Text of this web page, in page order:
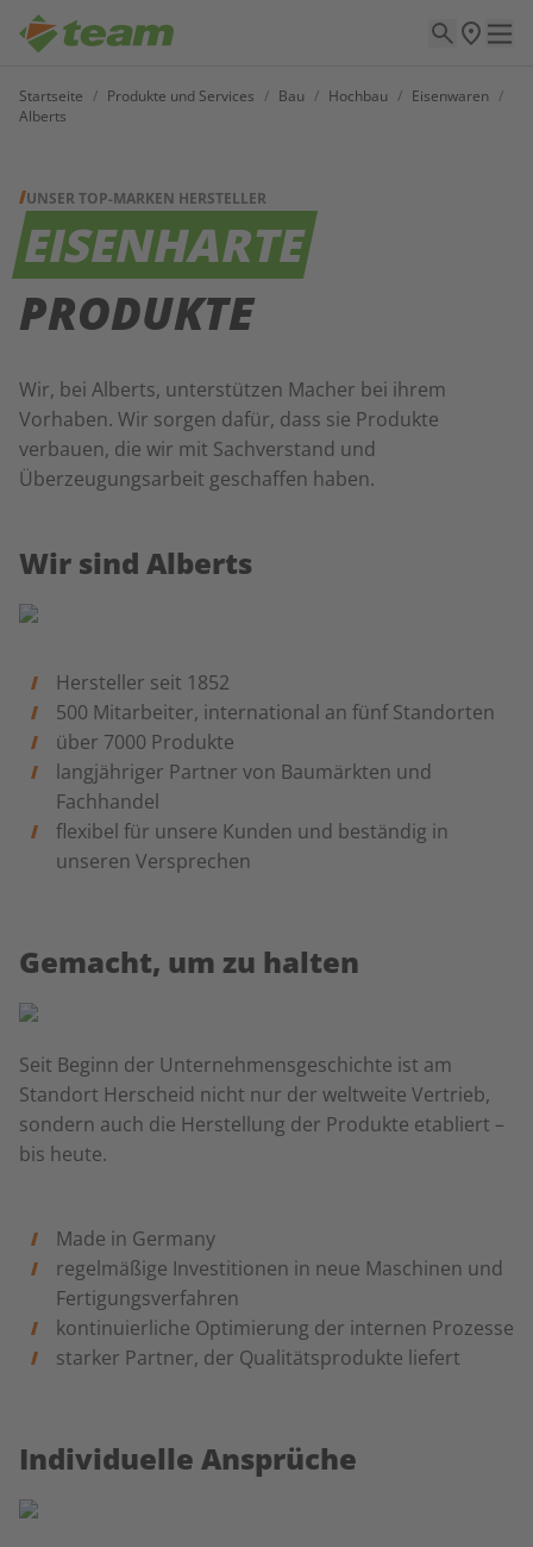
Startseite / Produkte und Services / Bau / Hochbau / Eisenwaren /
Alberts
UNSER TOP-MARKEN HERSTELLER
EISENHARTE
PRODUKTE
Wir, bei Alberts, unterstützen Macher bei ihrem
Vorhaben. Wir sorgen dafür, dass sie Produkte
verbauen, die wir mit Sachverstand und
Überzeugungsarbeit geschaffen haben.
Wir sind Alberts
Hersteller seit 1852
500 Mitarbeiter, international an fünf Standorten
über 7000 Produkte
langjähriger Partner von Baumärkten und
Fachhandel
flexibel für unsere Kunden und beständig in
unseren Versprechen
Gemacht, um zu halten
Seit Beginn der Unternehmensgeschichte ist am
Standort Herscheid nicht nur der weltweite Vertrieb,
sondern auch die Herstellung der Produkte etabliert –
bis heute.
Made in Germany
regelmäßige Investitionen in neue Maschinen und
Fertigungsverfahren
kontinuierliche Optimierung der internen Prozesse
starker Partner, der Qualitätsprodukte liefert
Individuelle Ansprüche